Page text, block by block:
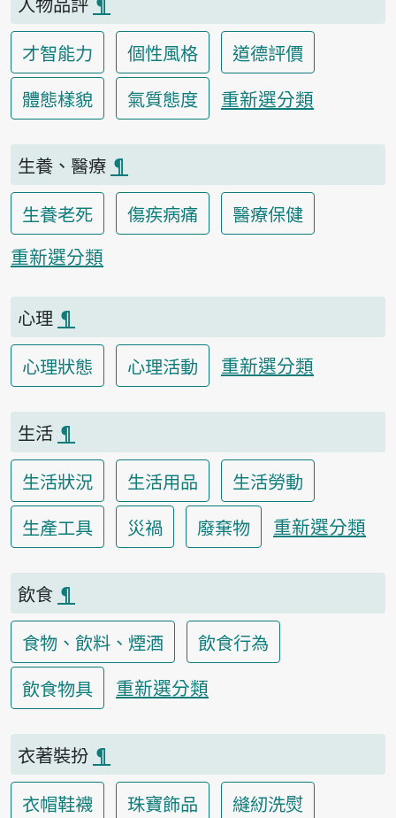
才智能力
個性風格
道德評價
體態樣貌
氣質態度 重新選分類
生養、醫療 ¶
生養老死
傷疾病痛
醫療保健
重新選分類
心理 ¶
心理狀態
心理活動 重新選分類
生活 ¶
生活狀況
生活用品
生活勞動
生產工具
災禍 廢棄物 重新選分類
飲食 ¶
食物、飲料、煙酒
飲食行為
飲食物具
重新選分類
衣著裝扮 ¶
衣帽鞋襪
珠寶飾品
縫紉洗熨